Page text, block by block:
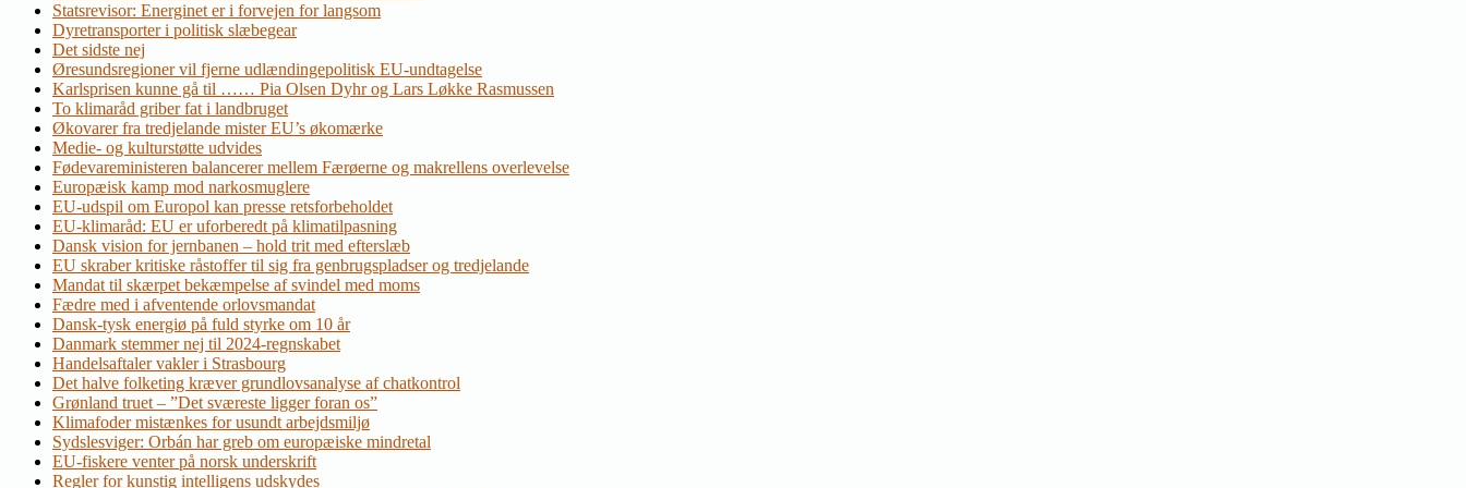
Statsrevisor: Energinet er i forvejen for langsom
Dyretransporter i politisk slæbegear
Det sidste nej
Øresundsregioner vil fjerne udlændingepolitisk EU-undtagelse
Karlsprisen kunne gå til …… Pia Olsen Dyhr og Lars Løkke Rasmussen
To klimaråd griber fat i landbruget
Økovarer fra tredjelande mister EU’s økomærke
Medie- og kulturstøtte udvides
Fødevareministeren balancerer mellem Færøerne og makrellens overlevelse
Europæisk kamp mod narkosmuglere
EU-udspil om Europol kan presse retsforbeholdet
EU-klimaråd: EU er uforberedt på klimatilpasning
Dansk vision for jernbanen – hold trit med efterslæb
EU skraber kritiske råstoffer til sig fra genbrugspladser og tredjelande
Mandat til skærpet bekæmpelse af svindel med moms
Fædre med i afventende orlovsmandat
Dansk-tysk energiø på fuld styrke om 10 år
Danmark stemmer nej til 2024-regnskabet
Handelsaftaler vakler i Strasbourg
Det halve folketing kræver grundlovsanalyse af chatkontrol
Grønland truet – ”Det sværeste ligger foran os”
Klimafoder mistænkes for usundt arbejdsmiljø
Sydslesviger: Orbán har greb om europæiske mindretal
EU-fiskere venter på norsk underskrift
Regler for kunstig intelligens udskydes